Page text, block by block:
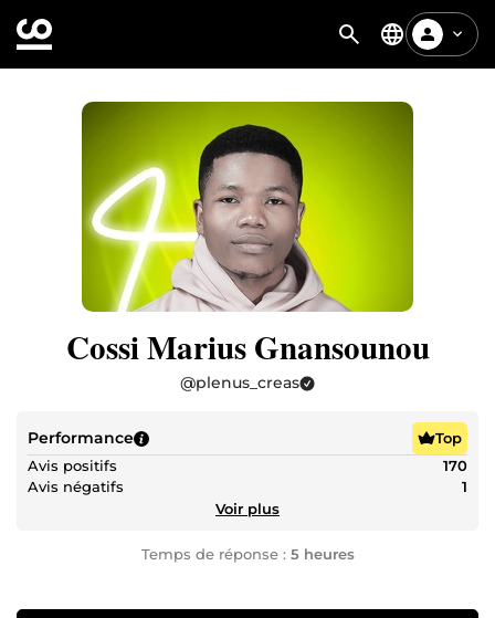
Cossi Marius Gnansounou
@plenus_creas
Performance
Top
Avis positifs
170
Avis négatifs
1
Voir plus
Temps de réponse : 5 heures